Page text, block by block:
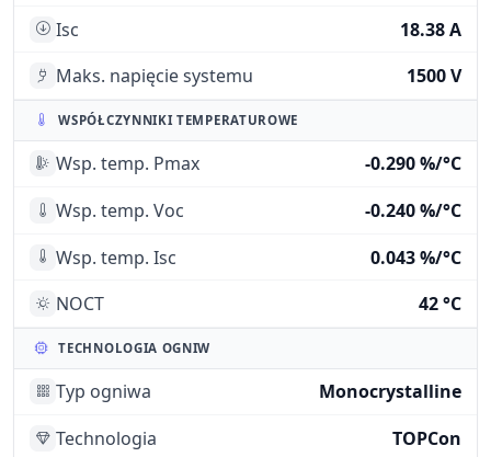
Isc
18.38 A
Maks. napięcie systemu
1500 V
WSPÓŁCZYNNIKI TEMPERATUROWE
Wsp. temp. Pmax
-0.290 %/°C
Wsp. temp. Voc
-0.240 %/°C
Wsp. temp. Isc
0.043 %/°C
NOCT
42 °C
TECHNOLOGIA OGNIW
Typ ogniwa
Monocrystalline
Technologia
TOPCon